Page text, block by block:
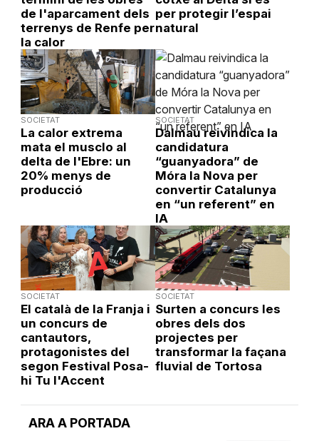
ARA A PORTADA
de l'aparcament dels
terrenys de Renfe per
la calor
per protegir l’espai
natural
SOCIETAT
La calor extrema
mata el musclo al
delta de l'Ebre: un
20% menys de
producció
SOCIETAT
Dalmau reivindica la
candidatura
“guanyadora” de
Móra la Nova per
convertir Catalunya
en “un referent” en
IA
SOCIETAT
El català de la Franja i
un concurs de
cantautors,
protagonistes del
segon Festival Posa-
hi Tu l'Accent
SOCIETAT
Surten a concurs les
obres dels dos
projectes per
transformar la façana
fluvial de Tortosa